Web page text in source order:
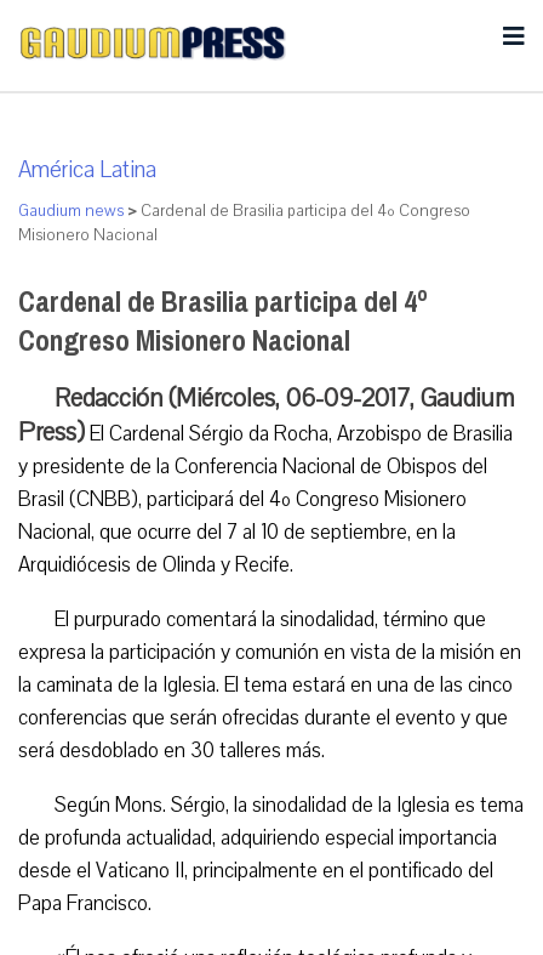
América Latina
Gaudium news > Cardenal de Brasilia participa del 4º Congreso
Misionero Nacional
Cardenal de Brasilia participa del 4º
Congreso Misionero Nacional
Redacción (Miércoles, 06-09-2017, Gaudium
Press)El Cardenal Sérgio da Rocha, Arzobispo de Brasilia
y presidente de la Conferencia Nacional de Obispos del
Brasil (CNBB), participará del 4º Congreso Misionero
Nacional, que ocurre del 7 al 10 de septiembre, en la
Arquidiócesis de Olinda y Recife.
El purpurado comentará la sinodalidad, término que
expresa la participación y comunión en vista de la misión en
la caminata de la Iglesia. El tema estará en una de las cinco
conferencias que serán ofrecidas durante el evento y que
será desdoblado en 30 talleres más.
Según Mons. Sérgio, la sinodalidad de la Iglesia es tema
de profunda actualidad, adquiriendo especial importancia
desde el Vaticano II, principalmente en el pontificado del
Papa Francisco.